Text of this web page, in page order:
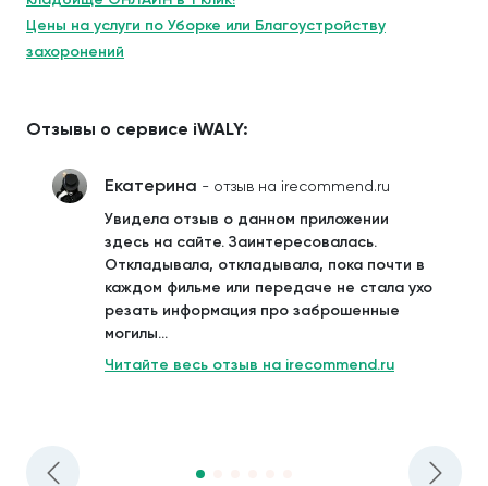
Цены на услуги по Уборке или Благоустройству
захоронений
Отзывы о сервисе iWALY:
Екатерина - отзыв на irecommend.ru
Увидела отзыв о данном приложении
здесь на сайте. Заинтересовалась.
Откладывала, откладывала, пока почти в
каждом фильме или передаче не стала ухо
резать информация про заброшенные
могилы...
Читайте весь отзыв на irecommend.ru